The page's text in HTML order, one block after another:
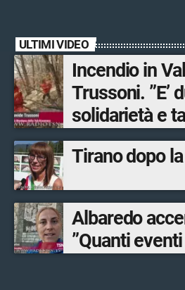
musica dal
ULTIMI VIDEO
Incendio in
Trussoni. ”E’
solidarietà e
Tirano dopo
Albaredo
”Quanti